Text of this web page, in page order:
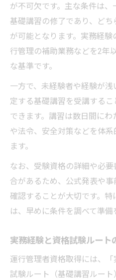
が不可欠です。主な条件は
基礎講習の修了であり、ど
が可能となります。実務経
行管理の補助業務などを2年
な基準です。
一方で、未経験者や経験が
定する基礎講習を受講する
できます。講習は数日間に
や法令、安全対策などを体
ます。
なお、受験資格の詳細や必
合があるため、公式発表や
確認することが大切です。
は、早めに条件を調べて準備
実務経験と資格試験ルート
運行管理者資格取得には、
試験ルート（基礎講習ルート